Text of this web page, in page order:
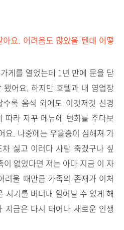
요. 어려움도 많았을 텐데 어떻
게를 열었는데 1년 만에 문을 닫
어요. 하지만 호텔과 내 영업장
록 음식 외에도 이것저것 신경
따라 자꾸 메뉴에 변화를 주다보
요. 나중에는 우울증이 심해져 가
싫고 이러다 사람 죽겠구나 싶
이 없었다면 저는 아마 지금 이 자
려울 때만큼 가족의 존재가 이처
시기를 버텨내 일어날 수 있게 해
지금은 다시 태어나 새로운 인생